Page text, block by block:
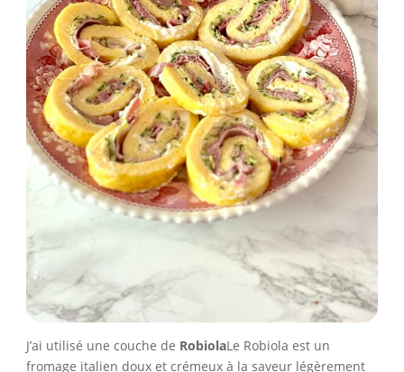
J’ai utilisé une couche de RobiolaLe Robiola est un
fromage italien doux et crémeux à la saveur légèrement